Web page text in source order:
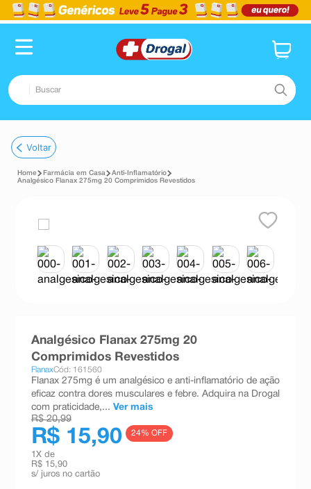
Buscar
1º fralda
2º dipirona
tadalafila
minoxidil
desodorante
absorvente
10ºshampoo
Voltar
Farmácia em Casa
Anti-Inflamatório
Analgésico Flanax 275mg 20 Comprimidos Revestidos
Analgésico Flanax 275mg 20
Comprimidos Revestidos
FlanaxCód: 161560
Flanax 275mg é um analgésico e anti-inflamatório de ação
eficaz contra dores musculares e febre. Adquira na Drogal
com praticidade,... Ver mais
R$ 20,99
R$ 15,90 24% OFF
1 X de
R$ 15,90
s/ juros no cartão